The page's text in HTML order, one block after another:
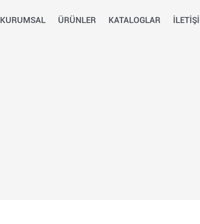
KURUMSAL ÜRÜNLER KATALOGLAR